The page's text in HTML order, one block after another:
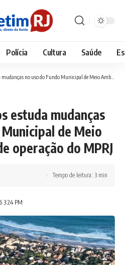
Polícia Cultura Saúde
no uso do Fundo Municipal de Meio Ambiente, alvo de operação do MPRJ
estuda mudanças
de Meio
operação do MPRJ
3:24 PM
Tempo de leitura: 3 min